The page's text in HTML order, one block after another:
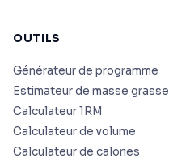
OUTILS
Générateur de programme
Estimateur de masse grasse
Calculateur 1RM
Calculateur de volume
Calculateur de calories